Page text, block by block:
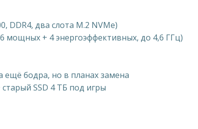
DDR4, два слота M.2 NVMe)
мощных + 4 энергоэффективных, до 4,6 ГГц)
ещё бодра, но в планах замена
SSD 4 ТБ под игры